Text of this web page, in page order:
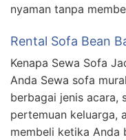
nyaman tanpa
Rental Sofa Bean
Kenapa Sewa Sofa
Anda Sewa sofa
berbagai jenis acara,
pertemuan keluarga,
membeli ketika Anda